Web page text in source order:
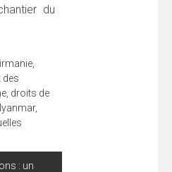
du
des
droits de
,
: un